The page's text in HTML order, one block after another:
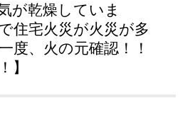
が乾燥していま
住宅火災が火災が多
度、火の元確認！！
】